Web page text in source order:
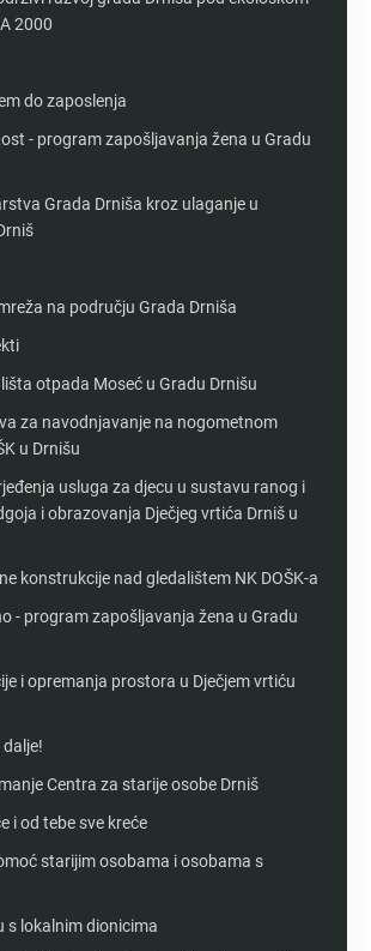
2000
do zaposlenja
- program zapošljavanja žena u Gradu
Grada Drniša kroz ulaganje u
na području Grada Drniša
otpada Moseć u Gradu Drnišu
za navodnjavanje na nogometnom
u Drnišu
usluga za djecu u sustavu ranog i
i obrazovanja Dječjeg vrtića Drniš u
konstrukcije nad gledalištem NK DOŠK-a
- program zapošljavanja žena u Gradu
i opremanja prostora u Dječjem vrtiću
Centra za starije osobe Drniš
i od tebe sve kreće
starijim osobama i osobama s
s lokalnim dionicima